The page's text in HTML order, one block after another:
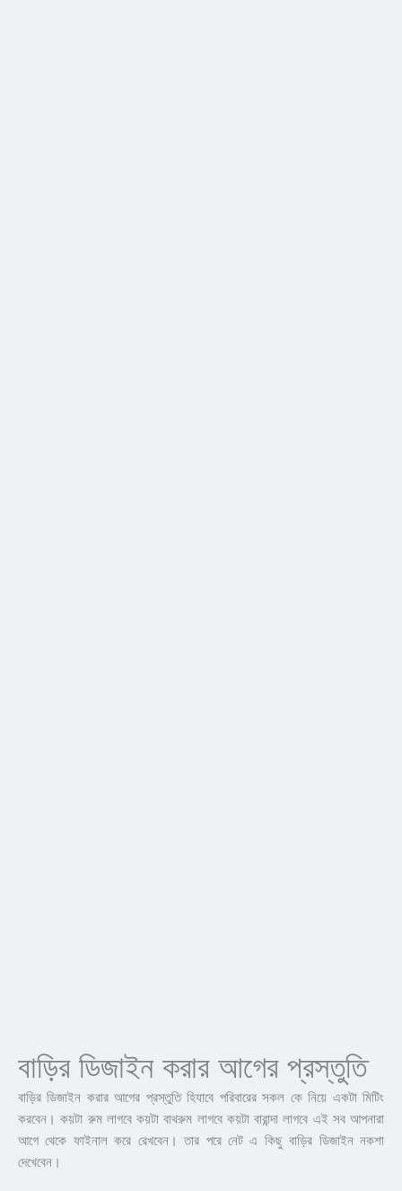
বাড়ির ডিজাইন করার আগের প্রস্তুতি
বাড়ির ডিজাইন করার আগের প্রস্তুতি হিযাবে পরিবারের সকল কে নিয়ে একটা মিটিং
করবেন। কয়টা রুম লাগবে কয়টা বাথরুম লাগবে কয়টা বারান্দা লাগবে এই সব আপনারা
আগে থেকে ফাইনাল করে রেখবেন। তার পরে নেট এ কিছু বাড়ির ডিজাইন নকশা
দেখেবেন।